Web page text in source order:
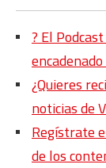
?️ El
¿Quieres
noticias de
Regístrate
de los